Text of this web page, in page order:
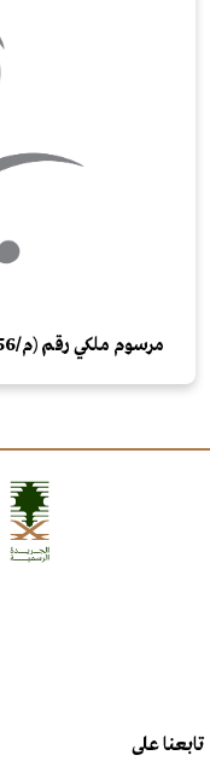
مرسوم ملكي رقم (م/56) وتاريخ 05/‏02‏/1448هـ
تابعنا على